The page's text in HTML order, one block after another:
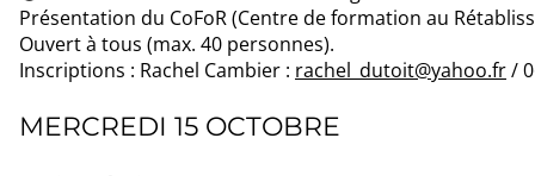
Présentation du CoFoR (Centre de formation au
Ouvert à tous (max. 40 personnes).
Inscriptions : Rachel Cambier : rachel_dutoit@yahoo.fr/
MERCREDI 15 OCTOBRE